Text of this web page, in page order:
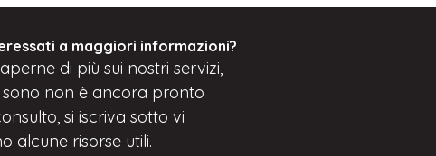
a maggiori informazioni?
di più sui nostri servizi,
non è ancora pronto
si iscriva sotto vi
alcune risorse utili.